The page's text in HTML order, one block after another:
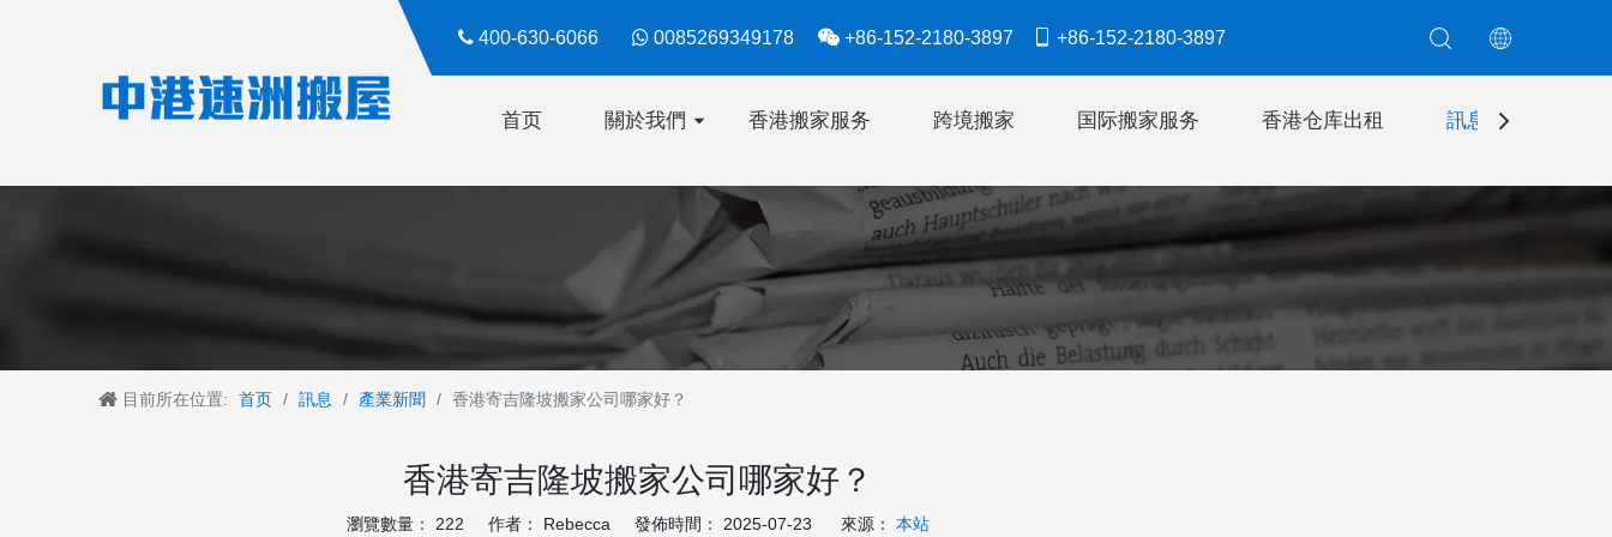
 400-630-6066  0085269349178  +86-152-2180-3897  +86-152-2180-3897​​​​​​​
首页 關於我們 香港搬家服务 跨境搬家 国际搬家服务 香港仓库出租 訊息
目前所在位置: 首页 / 訊息 / 產業新聞 / 香港寄吉隆坡搬家公司哪家好？
香港寄吉隆坡搬家公司哪家好？
瀏覽數量： 222 作者： Rebecca 發佈時間： 2025-07-23 來源： 本站